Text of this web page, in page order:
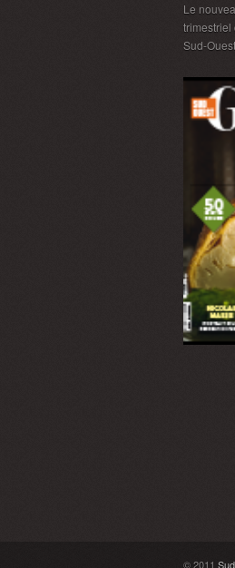
Le
trimestriel
Sud-
© 2011